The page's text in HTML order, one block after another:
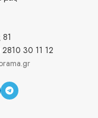
30 11 12